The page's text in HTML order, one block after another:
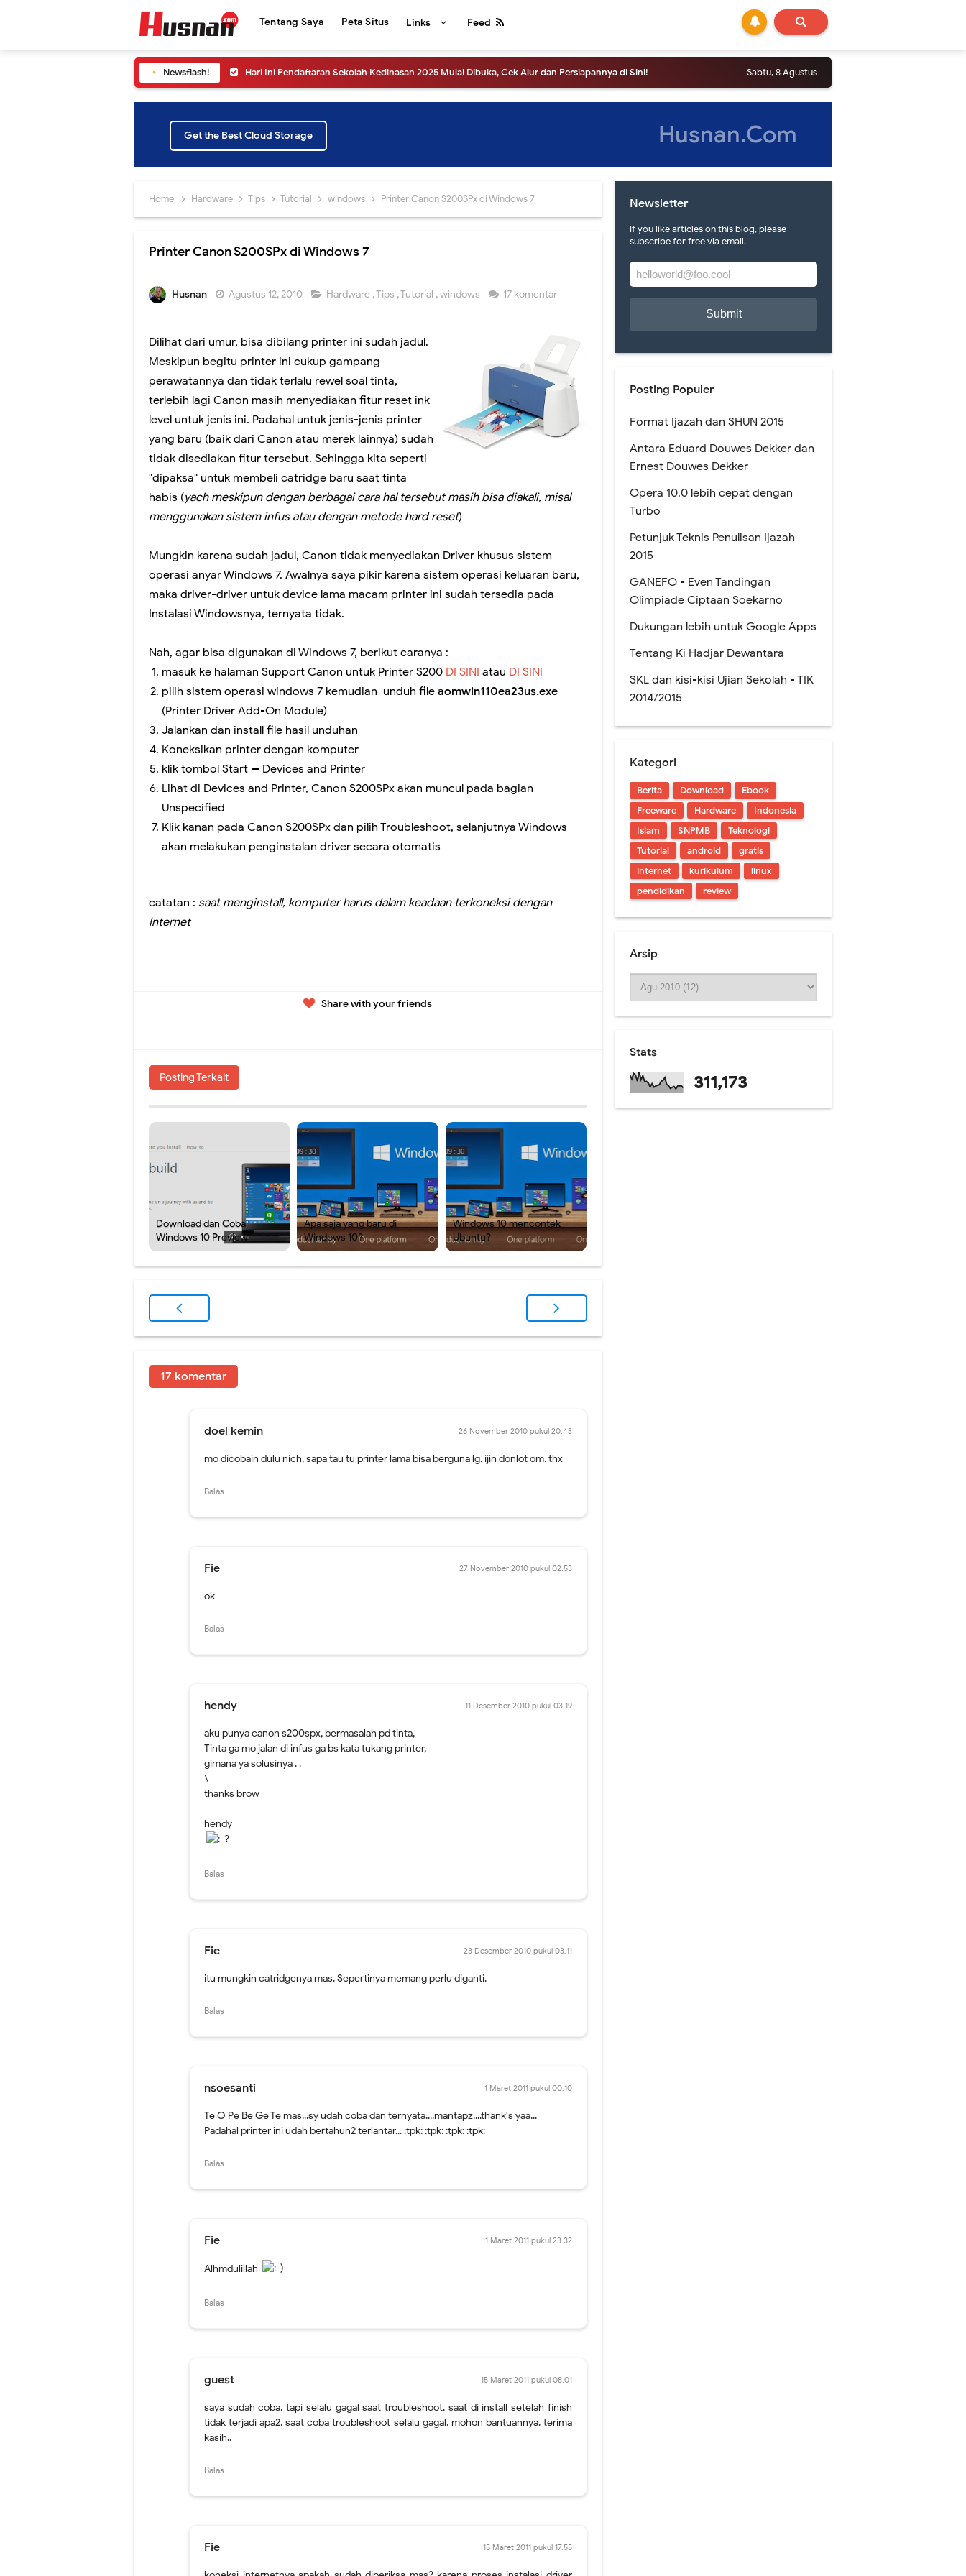
Tentang Saya Peta Situs Links Feed
Newsflash! Siapkan Dirimu! Pendaftaran Sekolah Kedinasan 2025 Segera Dibuka
Cara Melihat Pengumuman Hasil UTBK SNBT 2025, Link dan Laman Mirrornya.
Yuk ikuti Konferensi Pers Pengumuman SNBT 2025
Informasi SNPMB tahun 2025, apa saja perubahannya?
Jangan sampai ketinggalan, hari ini akan diluncurkan sistem SNPMB 2025
Yuk Ikuti Peluncuran Erapor SMA versi 2024 dari Direktorat SMA Kemdikbud
Jangan lewatkan! Pendaftaran Sekolah Kedinasan tahun 2023 akan Segera Dibuka
Yuk! Simak Cara Melihat Pengumuman Hasil SNBP 2023
Panduan Pemilihan Mata Pelajaran Pilihan pada Kurikulum Merdeka
Ada yang Berbeda dengan PDSS Tahun 2021
Video Penjelasan dan Simulasi AKM Dengan Model MSAT
Sosialisasi Asesmen Nasional SMA Negeri Kabupaten Jember
Peresmian Kebijakan Bantuan Kuota Internet Kemdikbud Tahun 2020
Fitur Baru Google Meet dan Classroom (Coming soon)
Workshop Membangun LMS Sekolah MKKS SMA Negeri Kab. Jember Th. 2017
Perubahan Bentuk Rapor Untuk SKS, Perlu Dikoreksi Lagi.
Panduan Penilaian SMA edisi November 2016. Layout Rapor Berubah Lagi, Iya Lagi
Pilkada Rasa Pilpres. Sedikit Pendapat Saya Mengenai Pilgub DKI
Pelatihan Penggunaan Soal-soal berbasis LMS di SMAN 1 Jember
Ragu dengan Qur'an Digital? Cobalah Aplikasi Qur'an Kemenag
Hari Ini Pendaftaran Sekolah Kedinasan 2025 Mulai Dibuka, Cek Alur dan Persiapannya di Sini!
Sabtu, 8 Agustus
Get the Best Cloud Storage Husnan.Com
Home Hardware Tips Tutorial windows Printer Canon S200SPx di Windows 7
Printer Canon S200SPx di Windows 7
Husnan Agustus 12, 2010 Hardware ,Tips ,Tutorial ,windows 17 komentar
Dilihat dari umur, bisa dibilang printer ini sudah jadul.
Meskipun begitu printer ini cukup gampang
perawatannya dan tidak terlalu rewel soal tinta,
terlebih lagi Canon masih menyediakan fitur reset ink
level untuk jenis ini. Padahal untuk jenis-jenis printer
yang baru (baik dari Canon atau merek lainnya) sudah
tidak disediakan fitur tersebut. Sehingga kita seperti
"dipaksa" untuk membeli catridge baru saat tinta
habis (yach meskipun dengan berbagai cara hal tersebut masih bisa diakali, misal
menggunakan sistem infus atau dengan metode hard reset)
Mungkin karena sudah jadul, Canon tidak menyediakan Driver khusus sistem
operasi anyar Windows 7. Awalnya saya pikir karena sistem operasi keluaran baru,
maka driver-driver untuk device lama macam printer ini sudah tersedia pada
Instalasi Windowsnya, ternyata tidak.
Nah, agar bisa digunakan di Windows 7, berikut caranya :
masuk ke halaman Support Canon untuk Printer S200 DI SINI atau DI SINI
pilih sistem operasi windows 7 kemudian unduh fileaomwin110ea23us.exe
(Printer Driver Add-On Module)
Jalankan dan install file hasil unduhan
Koneksikan printer dengan komputer
klik tombol Start -- Devices and Printer
Lihat di Devices and Printer, Canon S200SPx akan muncul pada bagian
Unspecified
Klik kanan pada Canon S200SPx dan pilih Troubleshoot, selanjutnya Windows
akan melakukan penginstalan driver secara otomatis
catatan : saat menginstall, komputer harus dalam keadaan terkoneksi dengan
Internet
Share with your friends
Posting Terkait
Download dan Coba
Windows 10 Preview
Apa saja yang baru di
Windows 10?
Windows 10 mencontek
Ubuntu?
17 komentar
doel kemin 26 November 2010 pukul 20.43
mo dicobain dulu nich, sapa tau tu printer lama bisa berguna lg. ijin donlot om. thx
Balas
Fie 27 November 2010 pukul 02.53
ok
Balas
hendy 11 Desember 2010 pukul 03.19
aku punya canon s200spx, bermasalah pd tinta,
Tinta ga mo jalan di infus ga bs kata tukang printer,
gimana ya solusinya . .
\
thanks brow
hendy
Balas
Fie 23 Desember 2010 pukul 03.11
itu mungkin catridgenya mas. Sepertinya memang perlu diganti.
Balas
nsoesanti 1 Maret 2011 pukul 00.10
Te O Pe Be Ge Te mas...sy udah coba dan ternyata....mantapz....thank's yaa...
Padahal printer ini udah bertahun2 terlantar... :tpk: :tpk: :tpk: :tpk:
Balas
Fie 1 Maret 2011 pukul 23.32
Alhmdulillah
Balas
guest 15 Maret 2011 pukul 08.01
saya sudah coba. tapi selalu gagal saat troubleshoot. saat di install setelah finish
tidak terjadi apa2. saat coba troubleshoot selalu gagal. mohon bantuannya. terima
kasih..
Balas
Fie 15 Maret 2011 pukul 17.55
Newsletter
If you like articles on this blog, please
subscribe for free via email.
Posting Populer
Format Ijazah dan SHUN 2015
Antara Eduard Douwes Dekker dan
Ernest Douwes Dekker
Opera 10.0 lebih cepat dengan
Turbo
Petunjuk Teknis Penulisan Ijazah
2015
GANEFO - Even Tandingan
Olimpiade Ciptaan Soekarno
Dukungan lebih untuk Google Apps
Tentang Ki Hadjar Dewantara
SKL dan kisi-kisi Ujian Sekolah - TIK
2014/2015
Kategori
Berita Download
Ebook
Freeware
Hardware
Indonesia
Islam
SNPMB
Teknologi
Tutorial
android
gratis
internet
kurikulum
linux
pendidikan
review
Arsip
Stats
311,173